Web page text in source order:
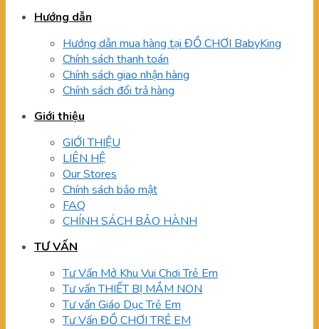
Hướng dẫn
Hướng dẫn mua hàng tại ĐỒ CHƠI BabyKing
Chính sách thanh toán
Chính sách giao nhận hàng
Chính sách đổi trả hàng
Giới thiệu
GIỚI THIỆU
LIÊN HỆ
Our Stores
Chính sách bảo mật
FAQ
CHÍNH SÁCH BẢO HÀNH
TƯ VẤN
Tư Vấn Mở Khu Vui Chơi Trẻ Em
Tư vấn THIẾT BỊ MẦM NON
Tư vấn Giáo Dục Trẻ Em
Tư Vấn ĐỒ CHƠI TRẺ EM